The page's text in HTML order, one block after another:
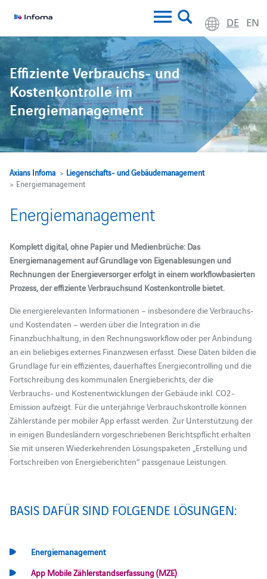
DE EN
Effiziente Verbrauchs- und
Kostenkontrolle im
Energiemanagement
Axians Infoma> Liegenschafts- und Gebäudemanagement
> Energiemanagement
Energiemanagement
Komplett digital, ohne Papier und Medienbrüche: Das
Energiemanagement auf Grundlage von Eigenablesungen und
Rechnungen der Energieversorger erfolgt in einem workflowbasierten
Prozess, der effiziente Verbrauchsund Kostenkontrolle bietet.
Die energierelevanten Informationen – insbesondere die Verbrauchs-
und Kostendaten – werden über die Integration in die
Finanzbuchhaltung, in den Rechnungsworkflow oder per Anbindung
an ein beliebiges externes Finanzwesen erfasst. Diese Daten bilden die
Grundlage für ein effizientes, dauerhaftes Energiecontrolling und die
Fortschreibung des kommunalen Energieberichts, der die
Verbrauchs- und Kostenentwicklungen der Gebäude inkl. CO2-
Emission aufzeigt. Für die unterjährige Verbrauchskontrolle können
Zählerstände per mobiler App erfasst werden. Zur Unterstützung der
in einigen Bundesländern vorgeschriebenen Berichtspflicht erhalten
Sie mit unseren Wiederkehrenden Lösungspaketen „Erstellung und
Fortschreiben von Energieberichten“ passgenaue Leistungen.
BASIS DAFÜR SIND FOLGENDE LÖSUNGEN:
Energiemanagement
App Mobile Zählerstandserfassung (MZE)